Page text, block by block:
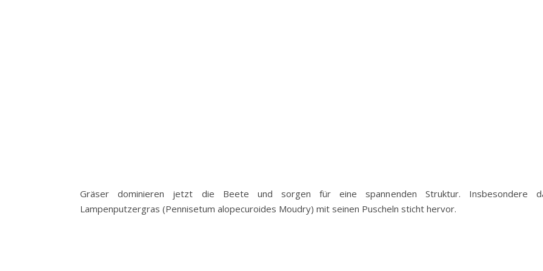
Gräser dominieren jetzt die Beete und sorgen für eine spannenden Struktur. Insbesondere
Lampenputzergras (Pennisetum alopecuroides Moudry) mit seinen Puscheln sticht hervor.